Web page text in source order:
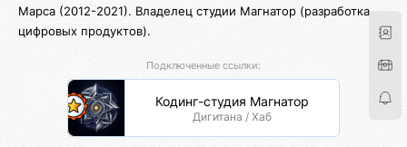
Марса (2012-2021). Владелец студии Магнатор (разработка
цифровых продуктов).
Подключенные ссылки:
Кодинг-студия Магнатор
Дигитана / Хаб